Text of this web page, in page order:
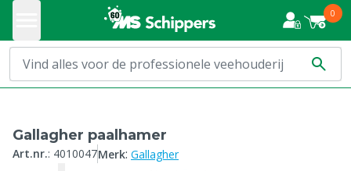
0
Gallagher paalhamer
Art.nr.: 4010047Merk: Gallagher